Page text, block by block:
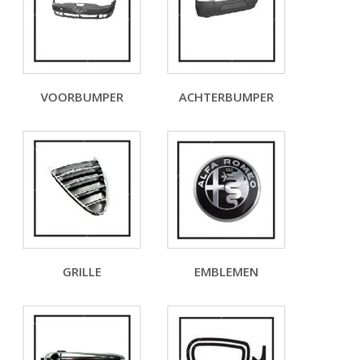
VOORBUMPER ACHTERBUMPER
GRILLE EMBLEMEN